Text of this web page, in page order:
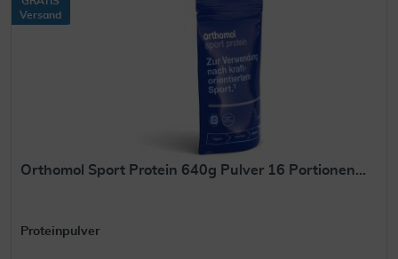
Versand
Orthomol Sport Protein 640g Pulver 16 Portionen...
Proteinpulver